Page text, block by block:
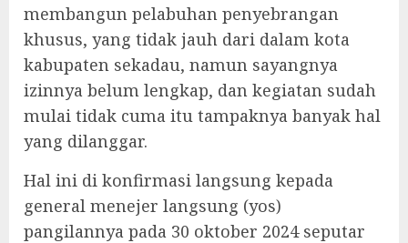
membangun pelabuhan penyebrangan
khusus, yang tidak jauh dari dalam kota
kabupaten sekadau, namun sayangnya
izinnya belum lengkap, dan kegiatan sudah
mulai tidak cuma itu tampaknya banyak hal
yang dilanggar.
Hal ini di konfirmasi langsung kepada
general menejer langsung (yos)
pangilannya pada 30 oktober 2024 seputar